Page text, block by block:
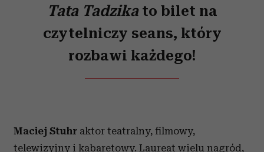
korzystania z ich usług.
Tata Tadzika to bilet na
czytelniczy seans, który
rozbawi każdego!
Maciej Stuhr aktor teatralny, filmowy,
telewizyjny i kabaretowy. Laureat wielu nagród,